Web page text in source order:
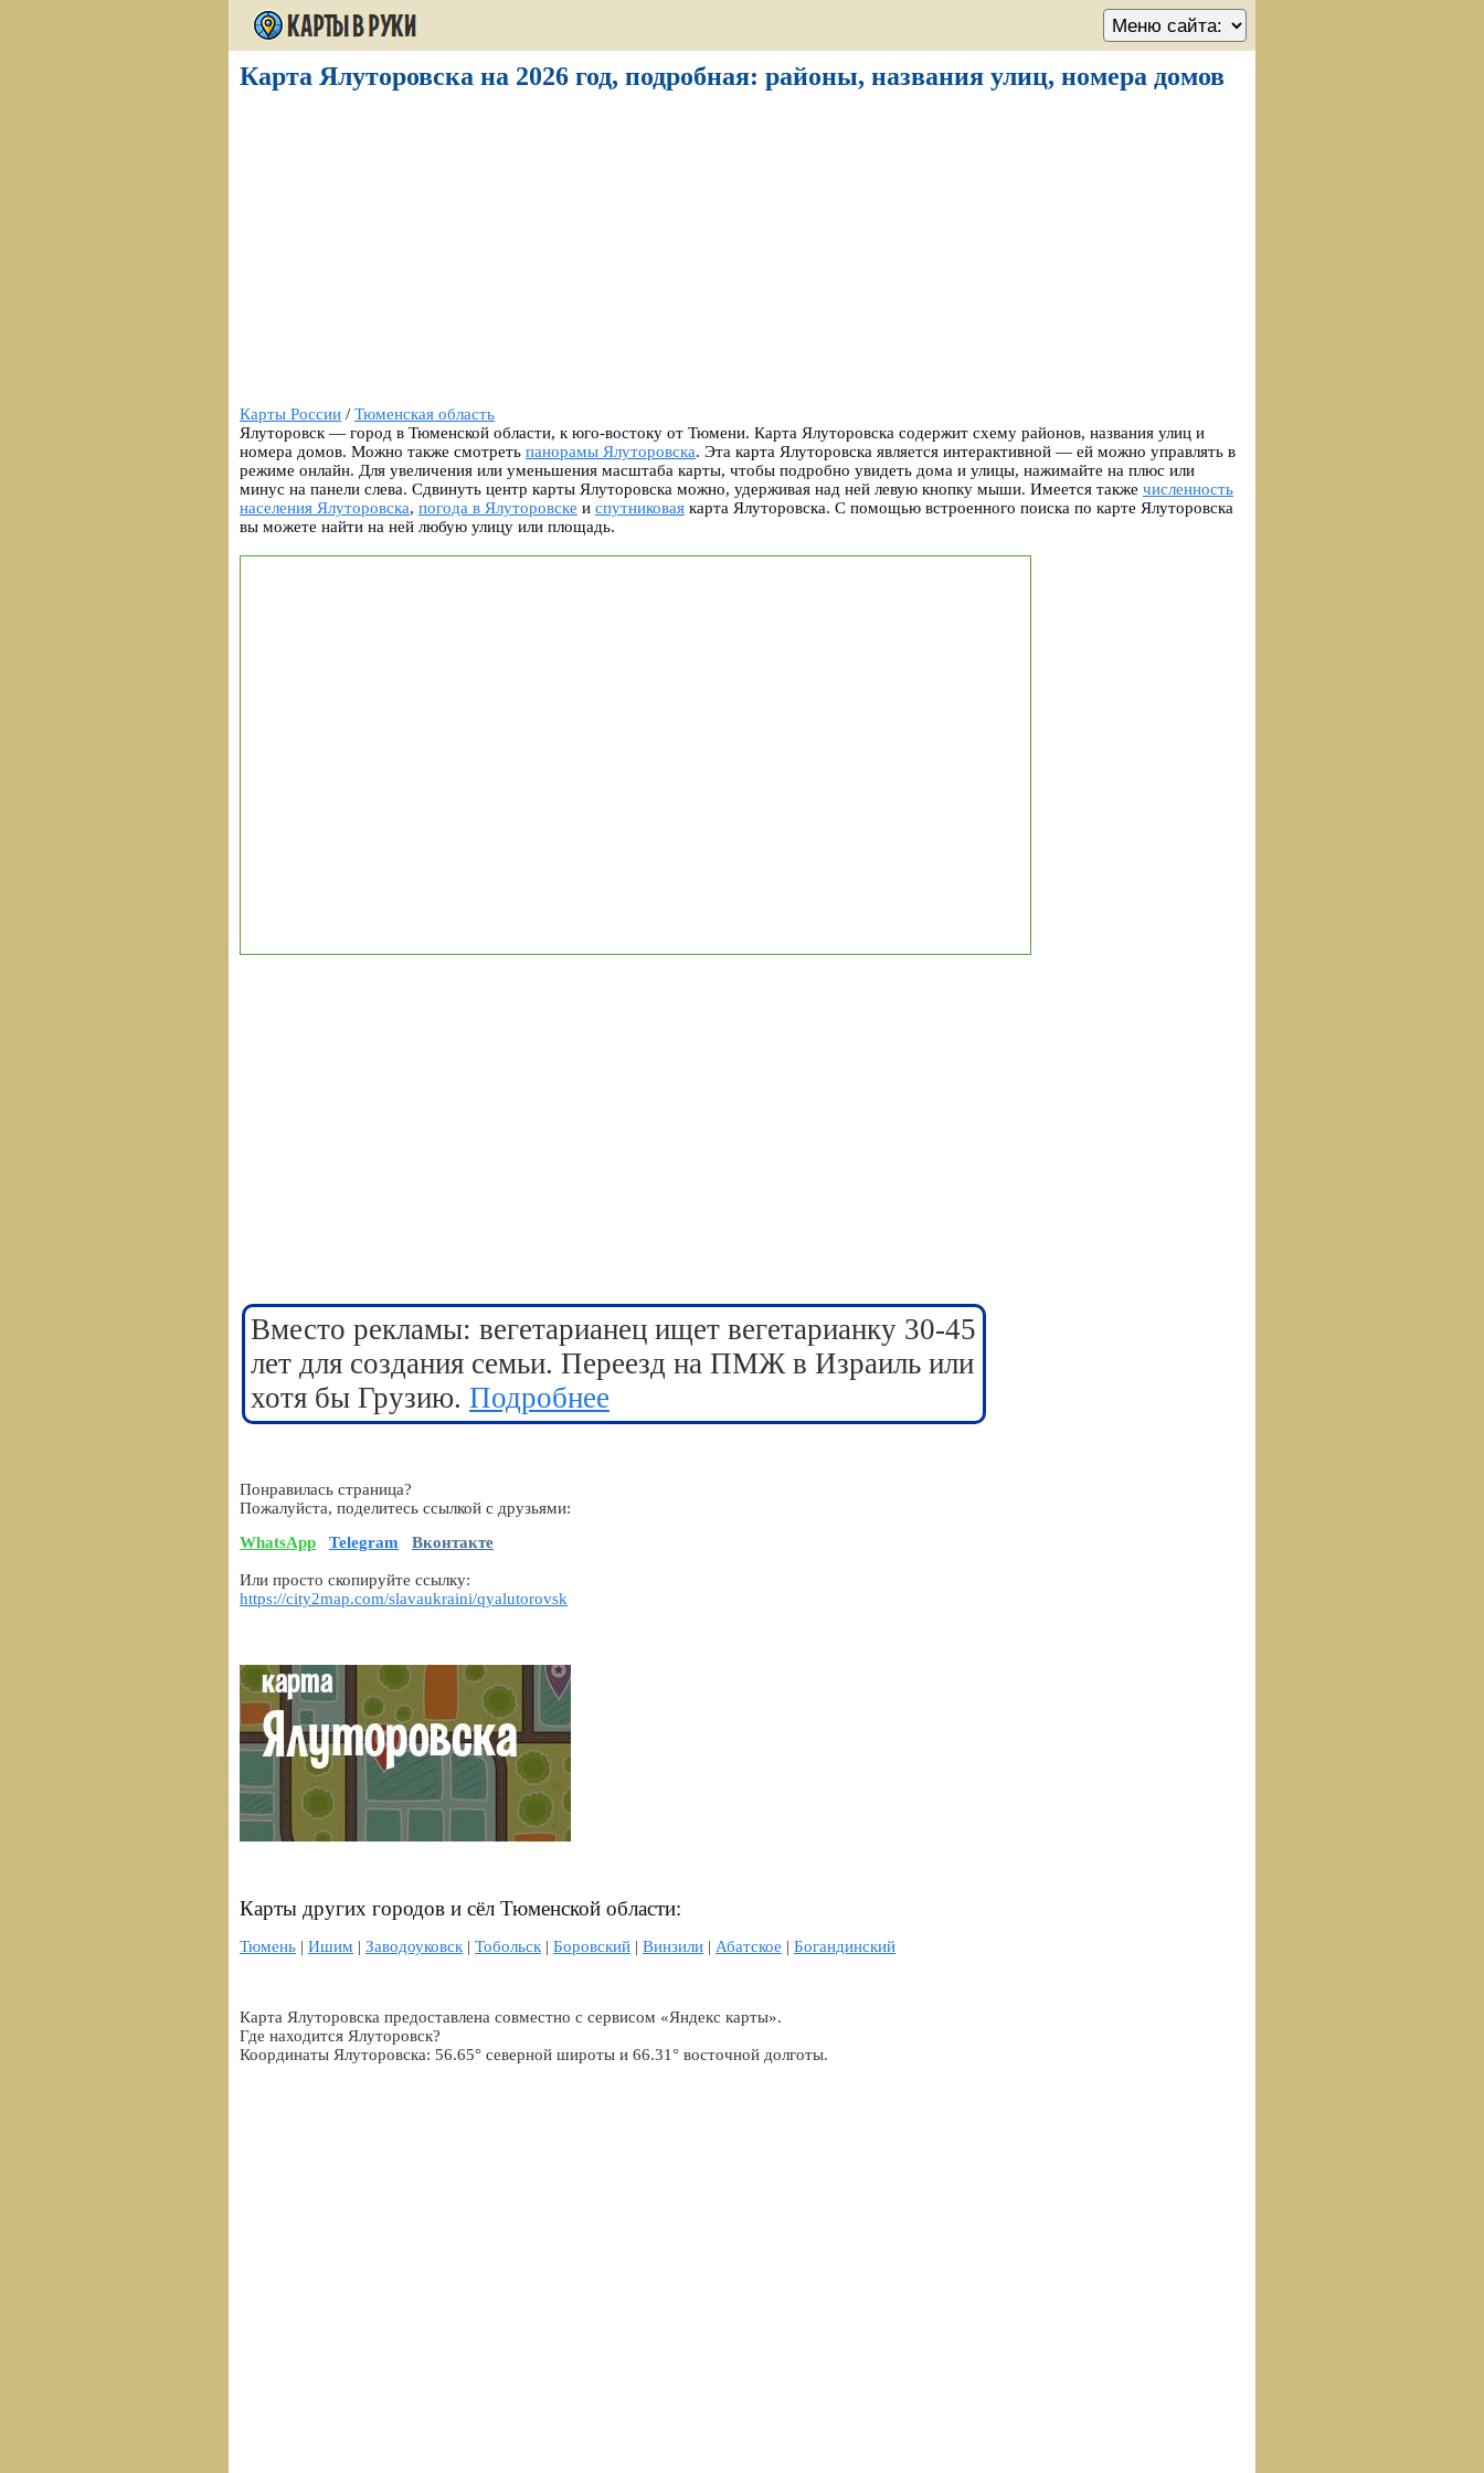
Карта Ялуторовска на 2026 год, подробная: районы, названия улиц, номера домов
Карты России / Тюменская область
Ялуторовск — город в Тюменской области, к юго-востоку от Тюмени. Карта Ялуторовска содержит схему районов, названия улиц и
номера домов. Можно также смотреть панорамы Ялуторовска. Эта карта Ялуторовска является интерактивной — ей можно управлять в
режиме онлайн. Для увеличения или уменьшения масштаба карты, чтобы подробно увидеть дома и улицы, нажимайте на плюс или
минус на панели слева. Сдвинуть центр карты Ялуторовска можно, удерживая над ней левую кнопку мыши. Имеется также численность
населения Ялуторовска, погода в Ялуторовске и спутниковая карта Ялуторовска. С помощью встроенного поиска по карте Ялуторовска
вы можете найти на ней любую улицу или площадь.
Вместо рекламы: вегетарианец ищет вегетарианку 30-45
лет для создания семьи. Переезд на ПМЖ в Израиль или
хотя бы Грузию. Подробнее
Понравилась страница?
Пожалуйста, поделитесь ссылкой с друзьями:
WhatsApp
Telegram Вконтакте
Или просто скопируйте ссылку:
https://city2map.com/slavaukraini/qyalutorovsk
Карты других городов и сёл Тюменской области:
Тюмень | Ишим | Заводоуковск| Тобольск| Боровский | Винзили | Абатское | Богандинский
Карта Ялуторовска предоставлена совместно с сервисом «Яндекс карты».
Где находится Ялуторовск?
Координаты Ялуторовска: 56.65° северной широты и 66.31° восточной долготы.